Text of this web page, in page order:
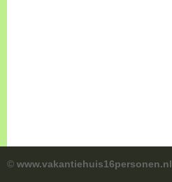
© www.vakantiehuis16personen.nl